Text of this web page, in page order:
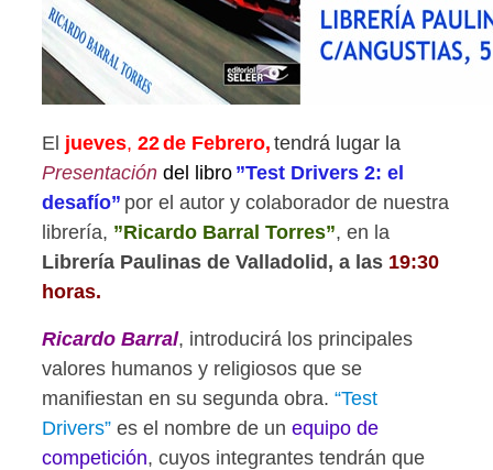
El jueves, 22de Febrero, tendrá lugar la
Presentación del libro ”Test Drivers 2: el
desafío” por el autor y colaborador de nuestra
librería, ”Ricardo Barral Torres”, en la
Librería Paulinas de Valladolid, a las 19:30
horas.
Ricardo Barral, introducirá los principales
valores humanos y religiosos que se
manifiestan en su segunda obra. “Test
Drivers” es el nombre de un equipo de
competición, cuyos integrantes tendrán que